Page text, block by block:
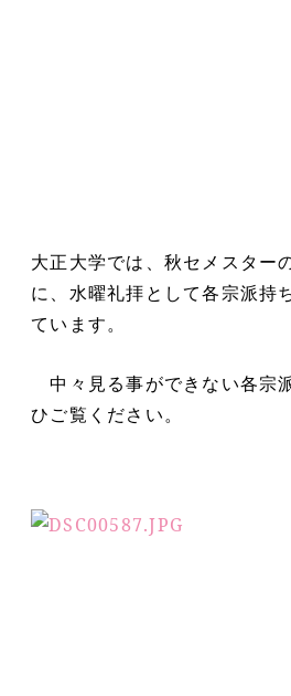
大正大学では、秋セメスター
に、水曜礼拝として各宗派持
ています。
中々見る事ができない各宗
ひご覧ください。